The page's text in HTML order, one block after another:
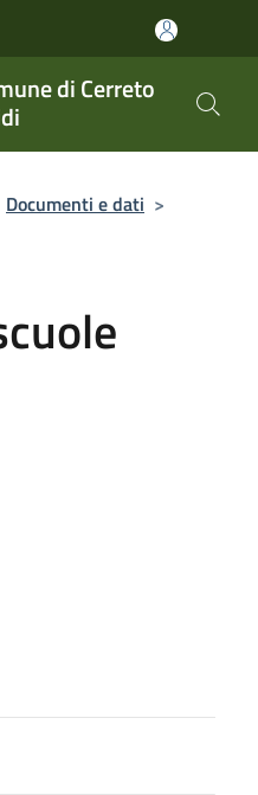
di Cerreto
Documenti e dati >